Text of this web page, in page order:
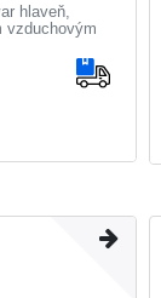
hlaveň,
vzduchovým